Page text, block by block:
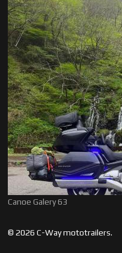
Canoe Galery 63
© 2026 C-Way mototrailers.